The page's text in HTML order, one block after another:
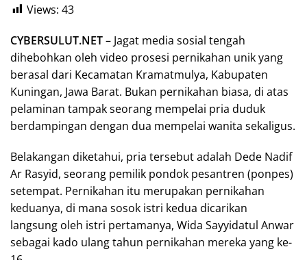
Views: 43
CYBERSULUT.NET– Jagat media sosial tengah
dihebohkan oleh video prosesi pernikahan unik yang
berasal dari Kecamatan Kramatmulya, Kabupaten
Kuningan, Jawa Barat. Bukan pernikahan biasa, di atas
pelaminan tampak seorang mempelai pria duduk
berdampingan dengan dua mempelai wanita sekaligus.
Belakangan diketahui, pria tersebut adalah Dede Nadif
Ar Rasyid, seorang pemilik pondok pesantren (ponpes)
setempat. Pernikahan itu merupakan pernikahan
keduanya, di mana sosok istri kedua dicarikan
langsung oleh istri pertamanya, Wida Sayyidatul Anwar
sebagai kado ulang tahun pernikahan mereka yang ke-